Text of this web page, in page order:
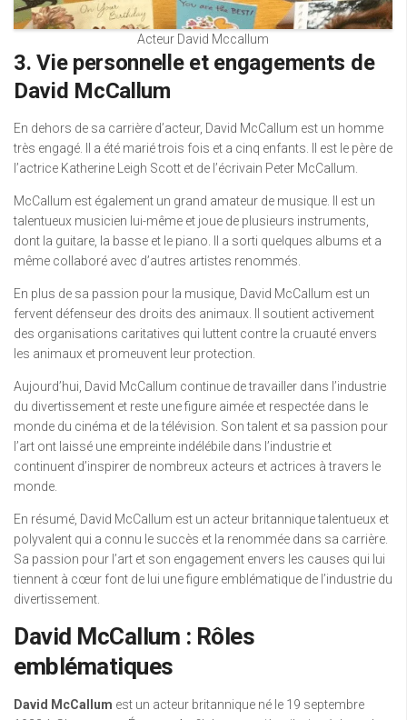
Acteur David Mccallum
3. Vie personnelle et engagements de
David McCallum
En dehors de sa carrière d’acteur, David McCallum est un homme
très engagé. Il a été marié trois fois et a cinq enfants. Il est le père de
l’actrice Katherine Leigh Scott et de l’écrivain Peter McCallum.
McCallum est également un grand amateur de musique. Il est un
talentueux musicien lui-même et joue de plusieurs instruments,
dont la guitare, la basse et le piano. Il a sorti quelques albums et a
même collaboré avec d’autres artistes renommés.
En plus de sa passion pour la musique, David McCallum est un
fervent défenseur des droits des animaux. Il soutient activement
des organisations caritatives qui luttent contre la cruauté envers
les animaux et promeuvent leur protection.
Aujourd’hui, David McCallum continue de travailler dans l’industrie
du divertissement et reste une figure aimée et respectée dans le
monde du cinéma et de la télévision. Son talent et sa passion pour
l’art ont laissé une empreinte indélébile dans l’industrie et
continuent d’inspirer de nombreux acteurs et actrices à travers le
monde.
En résumé, David McCallum est un acteur britannique talentueux et
polyvalent qui a connu le succès et la renommée dans sa carrière.
Sa passion pour l’art et son engagement envers les causes qui lui
tiennent à cœur font de lui une figure emblématique de l’industrie du
divertissement.
David McCallum : Rôles
emblématiques
David McCallum est un acteur britannique né le 19 septembre